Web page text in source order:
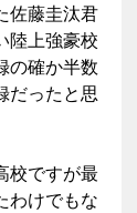
佐藤圭汰君
陸上強豪校
の確か半数
だったと思
校ですが最
わけでもな